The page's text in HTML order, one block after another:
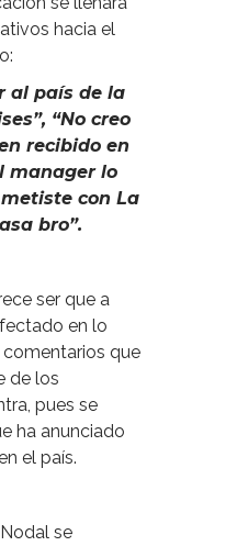
hacia el
al país de la
“No creo
recibido en
manager lo
con La
bro”.
ser que a
en lo
que
de los
pues se
ha anunciado
el país.
Nodal se